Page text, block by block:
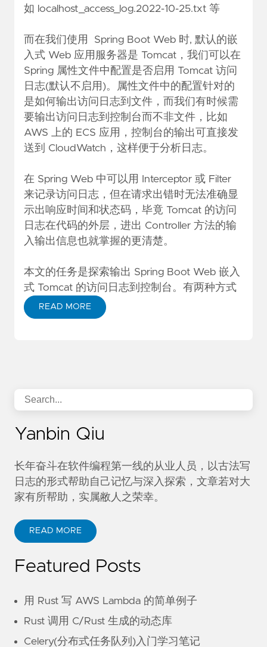
如 localhost_access_log.2022-10-25.txt 等
而在我们使用 Spring Boot Web 时, 默认的嵌
入式 Web 应用服务器是 Tomcat，我们可以在
Spring 属性文件中配置是否启用 Tomcat 访问
日志(默认不启用)。属性文件中的配置针对的
是如何输出访问日志到文件，而我们有时候需
要输出访问日志到控制台而不非文件，比如
AWS 上的 ECS 应用，控制台的输出可直接发
送到 CloudWatch，这样便于分析日志。
在 Spring Web 中可以用 Interceptor 或 Filter
来记录访问日志，但在请求出错时无法准确显
示出响应时间和状态码，毕竟 Tomcat 的访问
日志在代码的外层，进出 Controller 方法的输
入输出信息也就掌握的更清楚。
本文的任务是探索输出 Spring Boot Web 嵌入
式 Tomcat 的访问日志到控制台。有两种方式
READ MORE
Yanbin Qiu
长年奋斗在软件编程第一线的从业人员，以古法写
日志的形式帮助自己记忆与深入探索，文章若对大
家有所帮助，实属敝人之荣幸。
READ MORE
Featured Posts
用 Rust 写 AWS Lambda 的简单例子
Rust 调用 C/Rust 生成的动态库
Celery(分布式任务队列)入门学习笔记